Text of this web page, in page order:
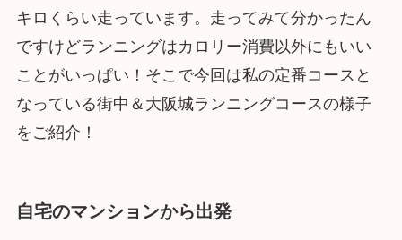
キロくらい走っています。走ってみて分かったん
ですけどランニングはカロリー消費以外にもいい
ことがいっぱい！そこで今回は私の定番コースと
なっている街中＆大阪城ランニングコースの様子
をご紹介！
自宅のマンションから出発